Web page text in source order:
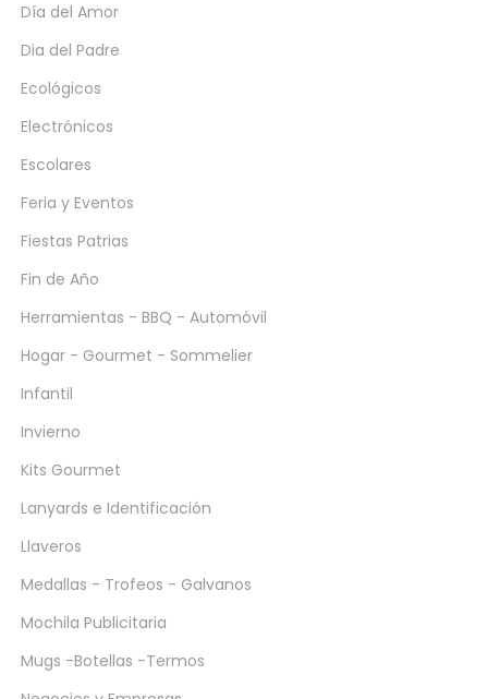
Día del Amor
Dia del Padre
Ecológicos
Electrónicos
Escolares
Feria y Eventos
Fiestas Patrias
Fin de Año
Herramientas - BBQ - Automóvil
Hogar - Gourmet - Sommelier
Infantil
Invierno
Kits Gourmet
Lanyards e Identificación
Llaveros
Medallas - Trofeos - Galvanos
Mochila Publicitaria
Mugs -Botellas -Termos